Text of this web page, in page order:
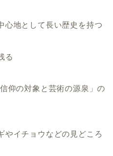
心地として長い歴史を持つ
る
仰の対象と芸術の源泉」の
やイチョウなどの見どころ